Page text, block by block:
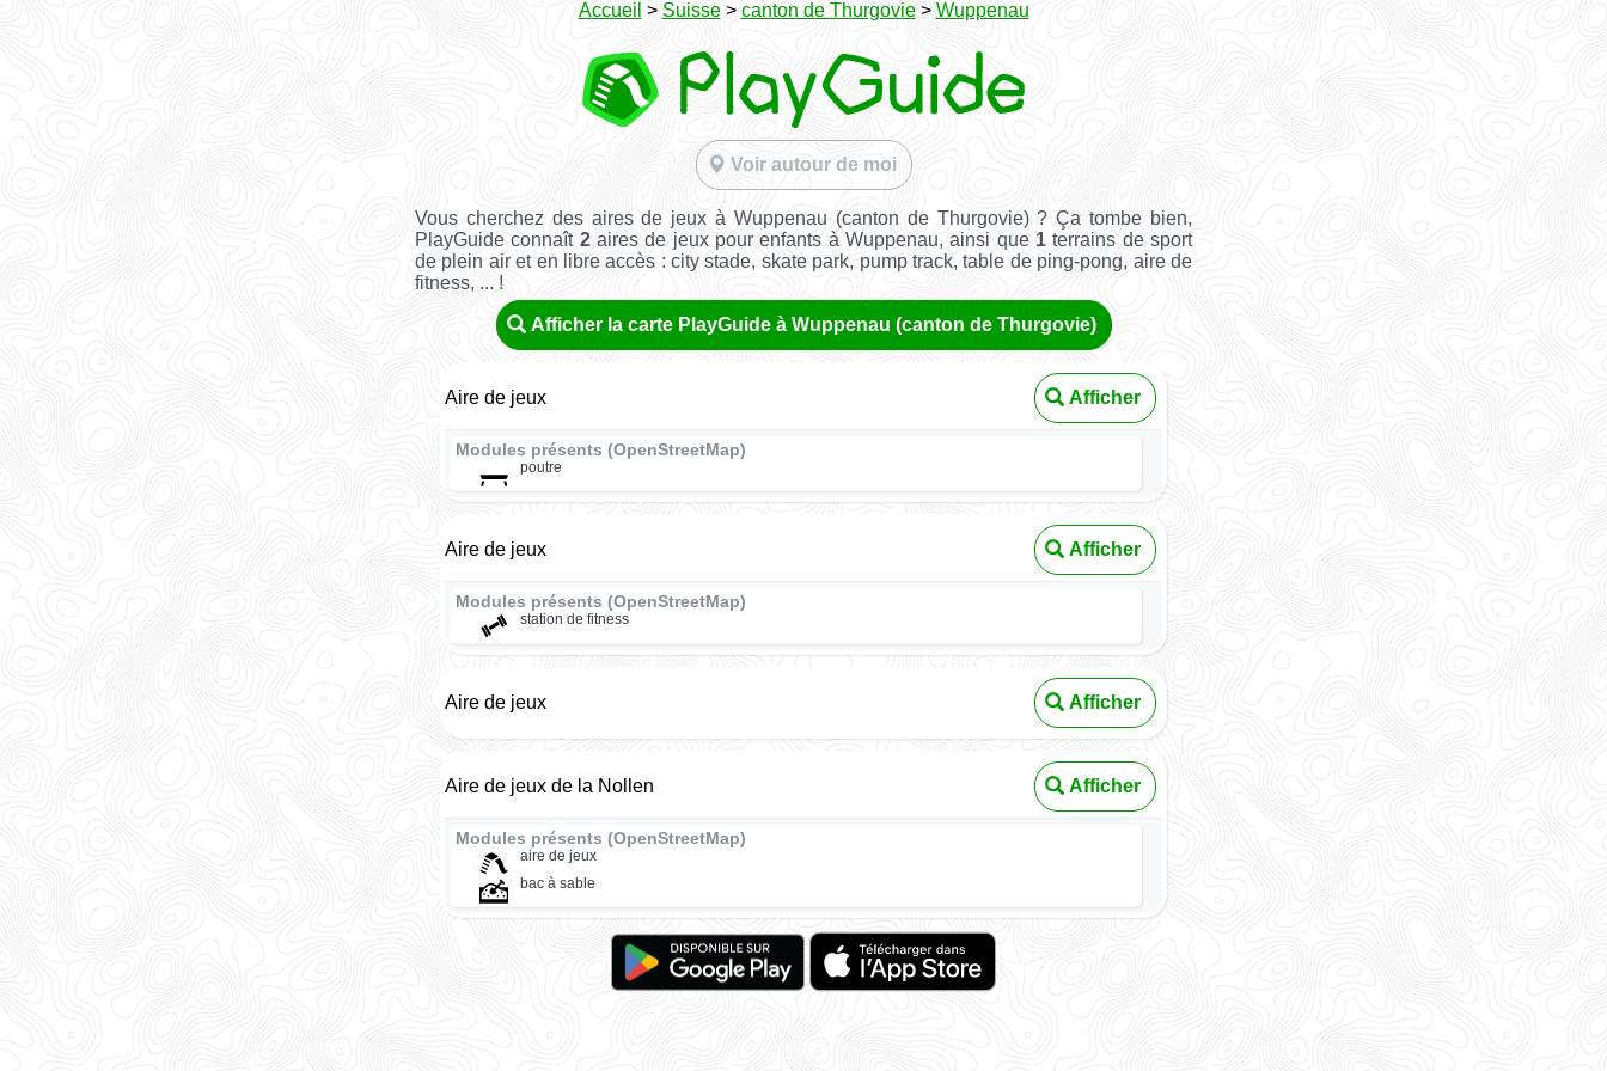
Accueil > Suisse> canton de Thurgovie> Wuppenau
Voir autour de moi
Vous cherchez des aires de jeux à Wuppenau (canton de Thurgovie) ? Ça tombe bien,
PlayGuide connaît 2aires de jeux pour enfants à Wuppenau, ainsi que 1 terrains de sport
de plein air et en libre accès : city stade, skate park, pump track, table de ping-pong, aire de
fitness, ... !
Afficher la carte PlayGuide à Wuppenau (canton de Thurgovie)
Aire de jeux Afficher
Modules présents (OpenStreetMap)
poutre
Aire de jeux Afficher
Modules présents (OpenStreetMap)
station de fitness
Aire de jeux Afficher
Aire de jeux de la Nollen Afficher
Modules présents (OpenStreetMap)
aire de jeux
bac à sable